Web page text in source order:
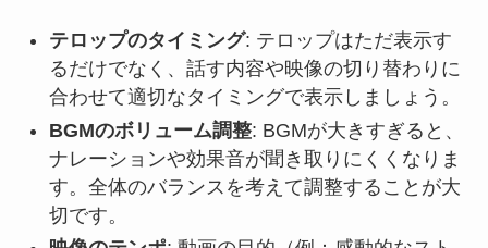
テロップのタイミング: テロップはただ表示す
るだけでなく、話す内容や映像の切り替わりに
合わせて適切なタイミングで表示しましょう。
BGMのボリューム調整: BGMが大きすぎると、
ナレーションや効果音が聞き取りにくくなりま
す。全体のバランスを考えて調整することが大
切です。